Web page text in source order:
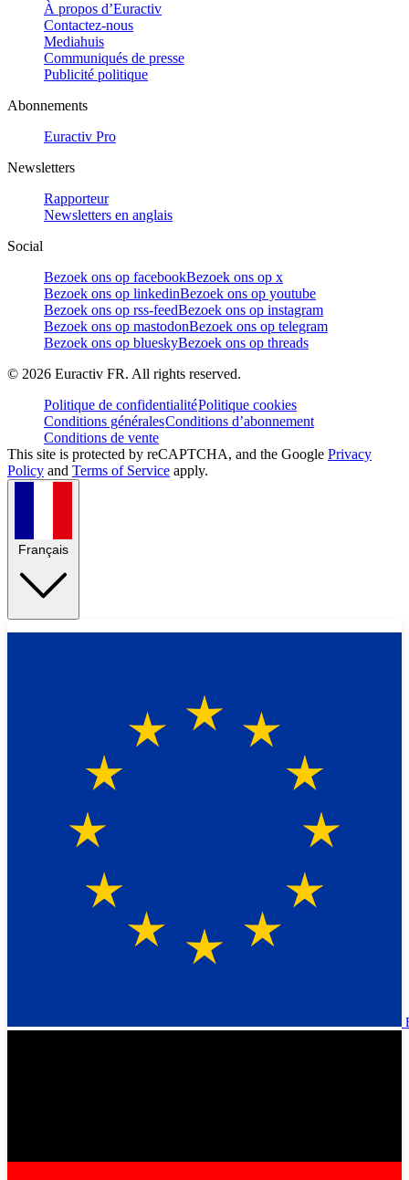
À propos d’Euractiv
Contactez-nous
Mediahuis
Communiqués de presse
Publicité politique
Abonnements
Euractiv Pro
Newsletters
Rapporteur
Newsletters en anglais
Social
Bezoek ons op facebookBezoek ons op x
Bezoek ons op linkedinBezoek ons op youtube
Bezoek ons op rss-feedBezoek ons op instagram
Bezoek ons op mastodonBezoek ons op telegram
Bezoek ons op blueskyBezoek ons op threads
© 2026 Euractiv FR. All rights reserved.
Politique de confidentialitéPolitique cookies
Conditions généralesConditions d’abonnement
Conditions de vente
This site is protected by reCAPTCHA, and the Google Privacy
Policy and Terms of Service apply.
Français